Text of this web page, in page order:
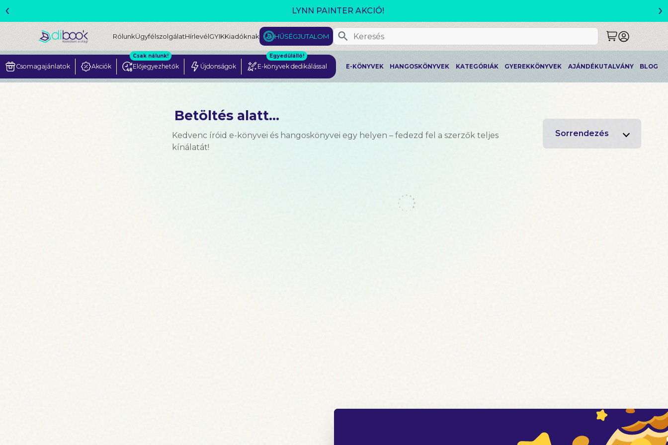
MEGJELENT! L. J. SHEN: LEGVADABB ÁLMAIMBAN SZERETLEK
‹ ›
RólunkÜgyfélszolgálatHírlevélGYIKKiadóknak HŰSÉGJUTALOM
Csomagajánlatok Akciók Előjegyezhetők
Csak nálunk!
Újdonságok E-könyvek dedikálással
Egyedülálló!
E-KÖNYVEK HANGOSKÖNYVEK KATEGÓRIÁK GYEREKKÖNYVEK AJÁNDÉKUTALVÁNY BLOG
Betöltés alatt...
Kedvenc íróid e-könyvei és hangoskönyvei egy helyen – fedezd fel a szerzők teljes
kínálatát!
Sorrendezés